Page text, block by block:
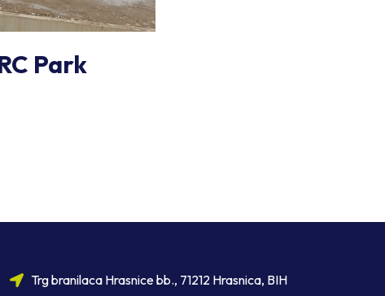
Park
Trg branilaca Hrasnice bb., 71212 Hrasnica, BIH